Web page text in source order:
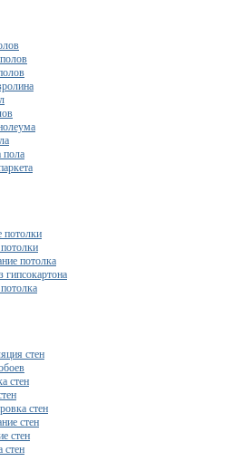
потолки
потолка
гипсокартона
стен
стен
стен
стен
стен
стен